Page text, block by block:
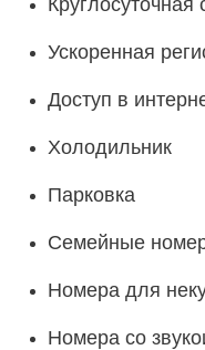
Круглосуточная
Ускоренная
Доступ в
Холодильник
Парковка
Семейные
Номера для
Номера со